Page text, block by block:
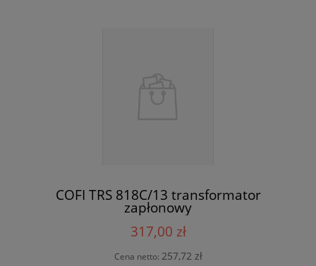
COFI TRS 818C/13 transformator
zapłonowy
317,00 zł
Cena netto: 257,72 zł